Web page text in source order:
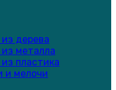
дерева
металла
пластика
и мелочи